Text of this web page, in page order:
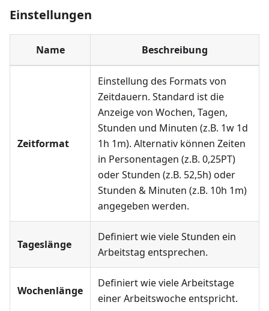
Einstellungen
Name Beschreibung
Zeitformat
Einstellung des Formats von
Zeitdauern. Standard ist die
Anzeige von Wochen, Tagen,
Stunden und Minuten (z.B. 1w 1d
1h 1m). Alternativ können Zeiten
in Personentagen (z.B. 0,25PT)
oder Stunden (z.B. 52,5h) oder
Stunden & Minuten (z.B. 10h 1m)
angegeben werden.
Tageslänge
Definiert wie viele Stunden ein
Arbeitstag entsprechen.
Wochenlänge
Definiert wie viele Arbeitstage
einer Arbeitswoche entspricht.